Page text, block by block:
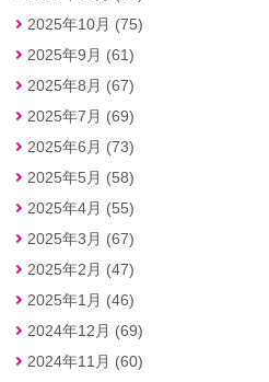
2025年10月 (75)
2025年9月 (61)
2025年8月 (67)
2025年7月 (69)
2025年6月 (73)
2025年5月 (58)
2025年4月 (55)
2025年3月 (67)
2025年2月 (47)
2025年1月 (46)
2024年12月 (69)
2024年11月 (60)